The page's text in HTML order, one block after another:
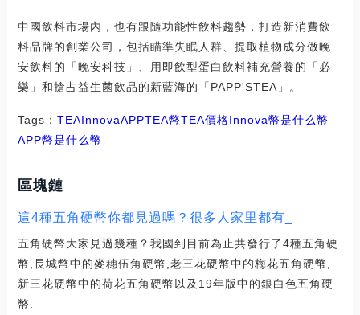
中國飲料市場內，也有跟隨功能性飲料趨勢，打造新消費飲
料品牌的創業公司，包括瞄準失眠人群、提取植物成分做晚
安飲料的「晚安科技」、用即飲型蛋白飲料補充營養的「必
樂」和搶占益生菌飲品的新藍海的「PAPP'STEA」。
Tags： TEAInnovaAPPTEA幣TEA價格Innova幣是什么幣
APP幣是什么幣
區塊鏈
這4種五角硬幣你都見過嗎？很多人家里都有_
五角硬幣大家見過幾種？我國到目前為止共發行了4種五角硬
幣,長城幣中的麥穗伍角硬幣,老三花硬幣中的梅花五角硬幣,
新三花硬幣中的荷花五角硬幣以及19年版中的銀白色五角硬
幣.